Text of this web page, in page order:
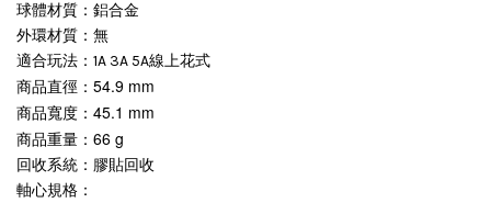
球體材質：鋁合金
外環材質：無
適合玩法：1A 3A 5A線上花式
商品直徑： 54.9 mm
商品寬度： 45.1 mm
商品重量： 66 g
回收系統：膠貼回收
軸心規格：